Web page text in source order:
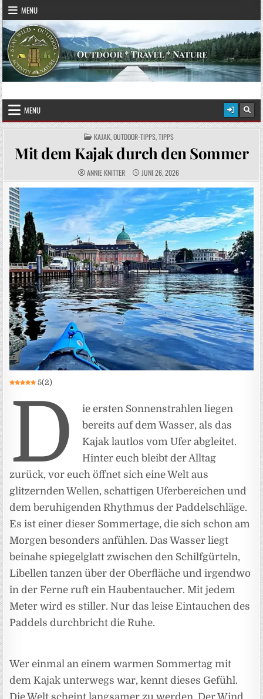
Skip to content
MENU
STAY WILD – OUTDOOR
MENU
POSTED IN
KAJAK,OUTDOOR-TIPPS,TIPPS
Mit dem Kajak durch den Sommer
AUTHOR:
ANNIE KNITTER PUBLISHED DATE:
JUNI 26, 2026
5(2)
D
ie ersten Sonnenstrahlen liegen
bereits auf dem Wasser, als das
Kajak lautlos vom Ufer abgleitet.
Hinter euch bleibt der Alltag
zurück, vor euch öffnet sich eine Welt aus
glitzernden Wellen, schattigen Uferbereichen und
dem beruhigenden Rhythmus der Paddelschläge.
Es ist einer dieser Sommertage, die sich schon am
Morgen besonders anfühlen. Das Wasser liegt
beinahe spiegelglatt zwischen den Schilfgürteln,
Libellen tanzen über der Oberfläche und irgendwo
in der Ferne ruft ein Haubentaucher. Mit jedem
Meter wird es stiller. Nur das leise Eintauchen des
Paddels durchbricht die Ruhe.
Wer einmal an einem warmen Sommertag mit
dem Kajak unterwegs war, kennt dieses Gefühl.